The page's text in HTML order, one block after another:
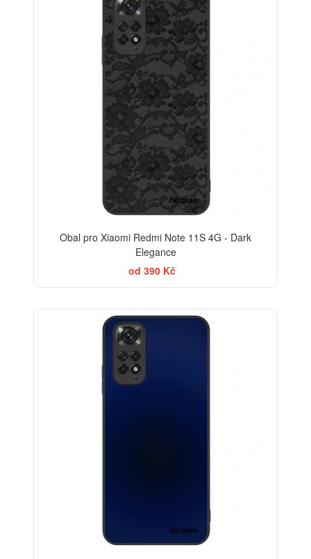
Obal pro Xiaomi Redmi Note 11S 4G - Dark
Elegance
od 390 Kč